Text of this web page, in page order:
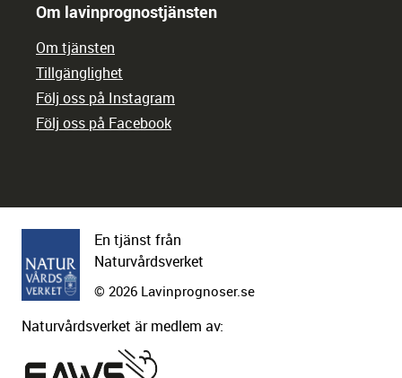
Om lavinprognostjänsten
Om tjänsten
Tillgänglighet
Följ oss på Instagram
Följ oss på Facebook
En tjänst från
Naturvårdsverket
© 2026 Lavinprognoser.se
Naturvårdsverket är medlem av: